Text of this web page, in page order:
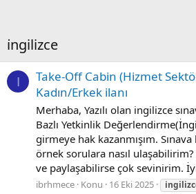
i̇ngilizce
I
Take-Off Cabin (Hizmet
Kadın/Erkek ilanı
Merhaba, Yazılı olan ingilizce
Bazlı Yetkinlik
girmeye hak kazanmışım.
örnek sorulara nasıl
ve paylaşabilirse çok sevinirim.
ibrhmece Konu 16 Eki 2025